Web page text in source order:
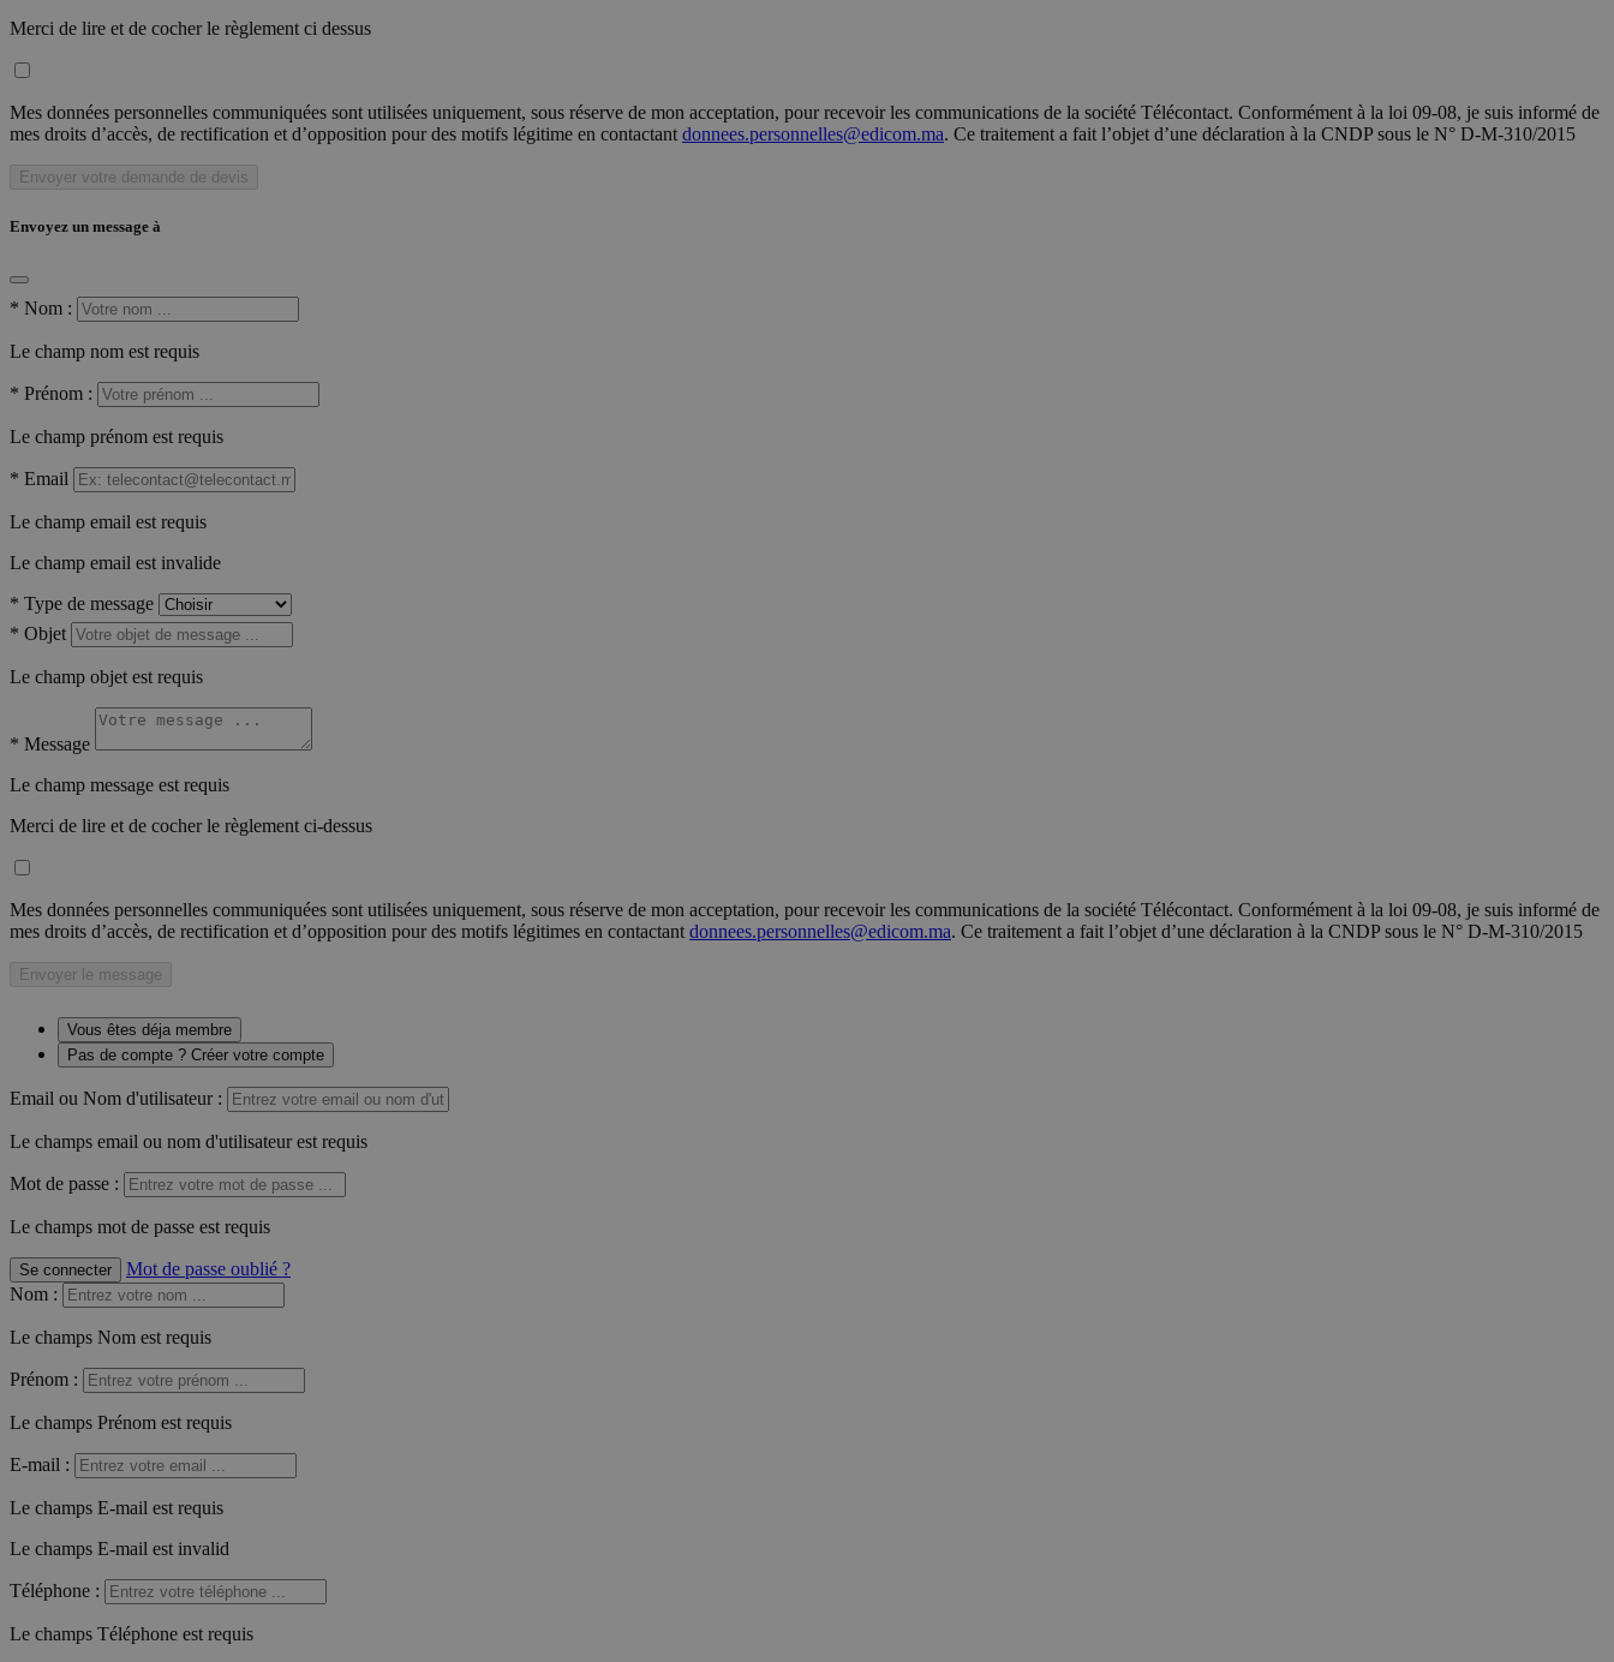
Merci de lire et de cocher le règlement ci dessus
Mes données personnelles communiquées sont utilisées uniquement, sous réserve de mon acceptation, pour recevoir les communications de la société Télécontact. Conformément à la loi 09-08, je suis informé de
mes droits d’accès, de rectification et d’opposition pour des motifs légitime en contactant donnees.personnelles@edicom.ma. Ce traitement a fait l’objet d’une déclaration à la CNDP sous le N° D-M-310/2015
Envoyer votre demande de devis
Envoyez un message à
* Nom :
Le champ nom est requis
* Prénom :
Le champ prénom est requis
* Email
Le champ email est requis
Le champ email est invalide
* Type de message
* Objet
Le champ objet est requis
* Message
Le champ message est requis
Merci de lire et de cocher le règlement ci-dessus
Mes données personnelles communiquées sont utilisées uniquement, sous réserve de mon acceptation, pour recevoir les communications de la société Télécontact. Conformément à la loi 09-08, je suis informé de
mes droits d’accès, de rectification et d’opposition pour des motifs légitimes en contactant donnees.personnelles@edicom.ma. Ce traitement a fait l’objet d’une déclaration à la CNDP sous le N° D-M-310/2015
Envoyer le message
Vous êtes déja membre
Pas de compte ? Créer votre compte
Email ou Nom d'utilisateur :
Le champs email ou nom d'utilisateur est requis
Mot de passe :
Le champs mot de passe est requis
Se connecter
Mot de passe oublié ?
Nom :
Le champs Nom est requis
Prénom :
Le champs Prénom est requis
E-mail :
Le champs E-mail est requis
Le champs E-mail est invalid
Téléphone :
Le champs Téléphone est requis